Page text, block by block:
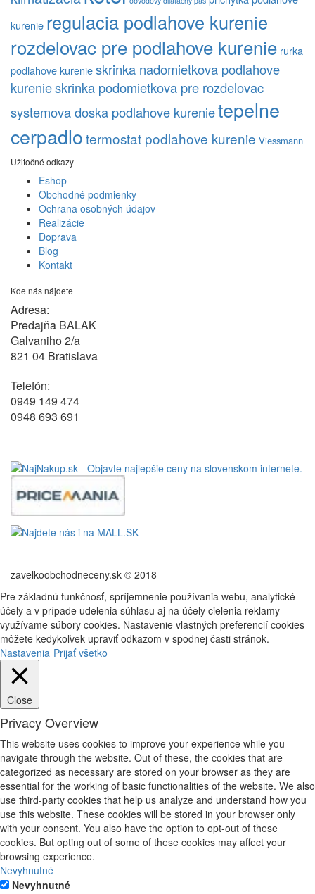
kurenie regulacia podlahove kurenie
rozdelovac pre podlahove kurenie rurka
podlahove kurenieskrinka nadomietkova podlahove
kurenieskrinka podomietkova pre rozdelovac
systemova doska podlahove kurenietepelne
cerpadlotermostat podlahove kurenie Viessmann
Užitočné odkazy
Eshop
Obchodné podmienky
Ochrana osobných údajov
Realizácie
Doprava
Blog
Kontakt
Kde nás nájdete
Adresa:
Predajňa BALAK
Galvaniho 2/a
821 04 Bratislava
Telefón:
0949 149 474
0948 693 691
zavelkoobchodneceny.sk © 2018
Pre základnú funkčnosť, spríjemnenie používania webu, analytické
účely a v prípade udelenia súhlasu aj na účely cielenia reklamy
využívame súbory cookies. Nastavenie vlastných preferencií cookies
môžete kedykoľvek upraviť odkazom v spodnej časti stránok.
Nastavenia Prijať všetko
Close
Privacy Overview
This website uses cookies to improve your experience while you
navigate through the website. Out of these, the cookies that are
categorized as necessary are stored on your browser as they are
essential for the working of basic functionalities of the website. We also
use third-party cookies that help us analyze and understand how you
use this website. These cookies will be stored in your browser only
with your consent. You also have the option to opt-out of these
cookies. But opting out of some of these cookies may affect your
browsing experience.
Nevyhnutné
Nevyhnutné